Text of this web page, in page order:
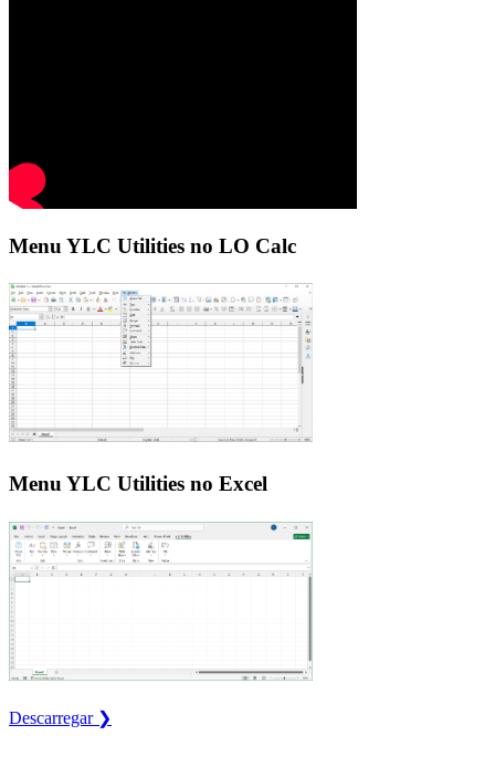
Menu YLC Utilities no LO Calc
Menu YLC Utilities no Excel
Descarregar ❯